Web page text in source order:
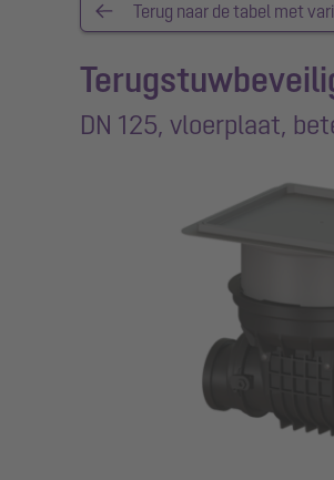
Terug naar de tabel met
DN 125, vloerplaat,